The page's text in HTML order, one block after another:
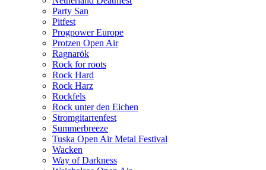
Party San
Pitfest
Progpower Europe
Protzen Open Air
Ragnarök
Rock for roots
Rock Hard
Rock Harz
Rockfels
Rock unter den Eichen
Stromgitarrenfest
Summerbreeze
Tuska Open Air Metal Festival
Wacken
Way of Darkness